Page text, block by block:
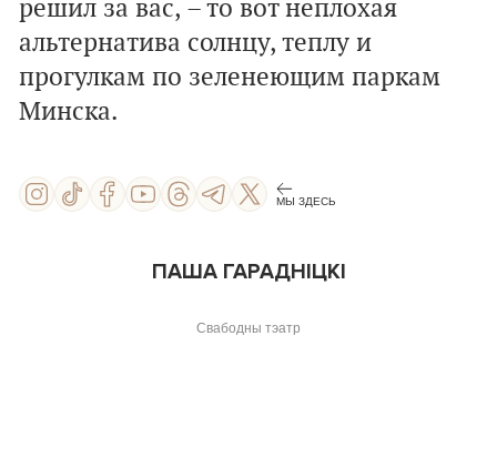
решил за вас, – то вот неплохая
альтернатива солнцу, теплу и
прогулкам по зеленеющим паркам
Минска.
МЫ ЗДЕСЬ
ПАША ГАРАДНІЦКІ
Свабодны тэатр